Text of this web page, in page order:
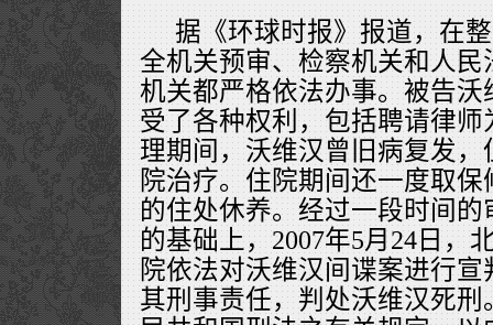
据《环球时报》报道，在
全机关预审、检察机关和人
机关都严格依法办事。被告
受了各种权利，包括聘请律
理期间，沃维汉曾旧病复发
院治疗。住院期间还一度取
的住处休养。经过一段时间
的基础上，2007年5月24日，
院依法对沃维汉间谍案进行
其刑事责任，判处沃维汉死